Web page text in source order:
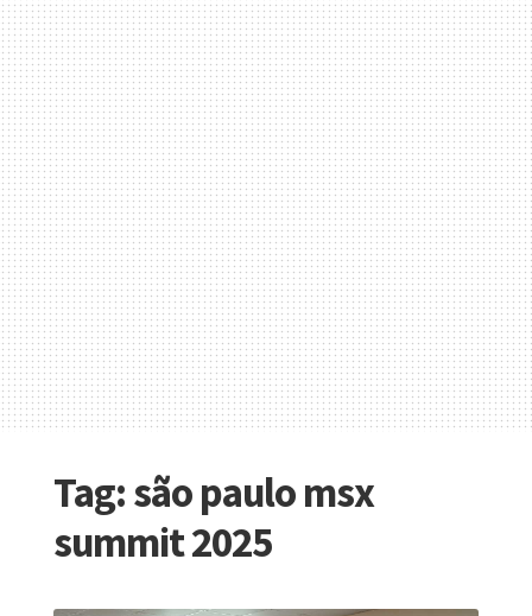
Tag:são paulo msx
summit 2025